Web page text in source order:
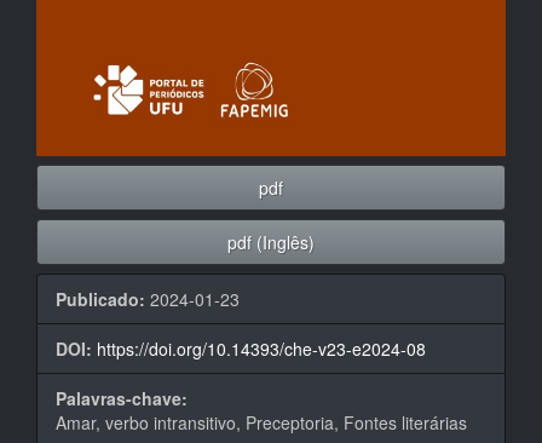
pdf
pdf (Inglês)
Publicado: 2024-01-23
DOI: https://doi.org/10.14393/che-v23-e2024-08
Palavras-chave:
Amar, verbo intransitivo, Preceptoria, Fontes literárias